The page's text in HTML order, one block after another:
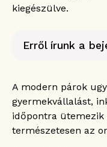
kiegészülve.
Erről írunk a
A
A modern párok
gyermekvállalást,
időpontra ütemezik
természetesen az